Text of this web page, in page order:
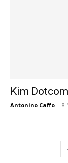
Kim
Antonino Caffo - 8